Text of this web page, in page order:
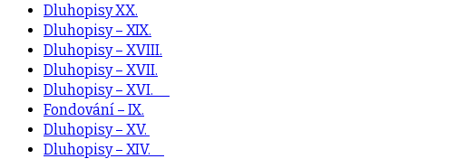
Dluhopisy XX.
Dluhopisy – XIX.
Dluhopisy – XVIII.
Dluhopisy – XVII.
Dluhopisy – XVI.
Fondování – IX.
Dluhopisy – XV.
Dluhopisy – XIV.